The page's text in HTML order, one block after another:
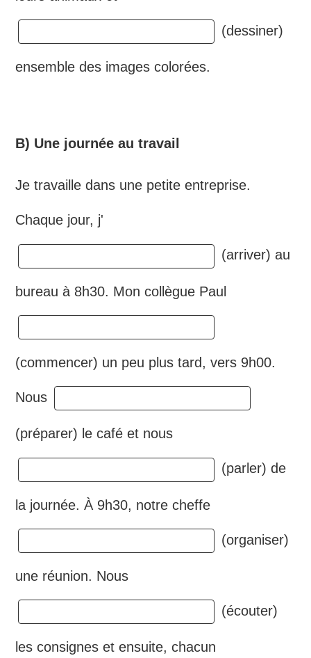
(dessiner)
ensemble des images colorées.
B) Une journée au travail
Je travaille dans une petite entreprise.
Chaque jour, j'
(arriver) au
bureau à 8h30. Mon collègue Paul
(commencer) un peu plus tard, vers 9h00.
Nous
(préparer) le café et nous
(parler) de
la journée. À 9h30, notre cheffe
(organiser)
une réunion. Nous
(écouter)
les consignes et ensuite, chacun